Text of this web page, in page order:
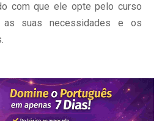
com que ele opte pelo curso
as suas necessidades e os